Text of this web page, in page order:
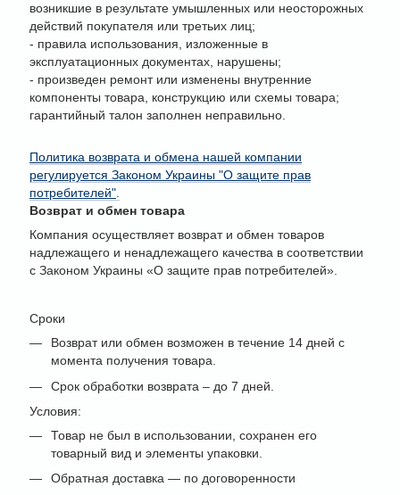
возникшие в результате умышленных или неосторожных
действий покупателя или третьих лиц;
- правила использования, изложенные в
эксплуатационных документах, нарушены;
- произведен ремонт или изменены внутренние
компоненты товара, конструкцию или схемы товара;
гарантийный талон заполнен неправильно.
Политика возврата и обмена нашей компании
регулируется Законом Украины "О защите прав
потребителей".
Возврат и обмен товара
Компания осуществляет возврат и обмен товаров
надлежащего и ненадлежащего качества в соответствии
с Законом Украины «О защите прав потребителей».
Сроки
Возврат или обмен возможен в течение 14 дней с
момента получения товара.
Срок обработки возврата – до 7 дней.
Условия:
Товар не был в использовании, сохранен его
товарный вид и элементы упаковки.
Обратная доставка — по договоренности